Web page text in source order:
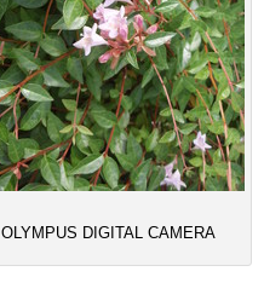
OLYMPUS DIGITAL CAMERA